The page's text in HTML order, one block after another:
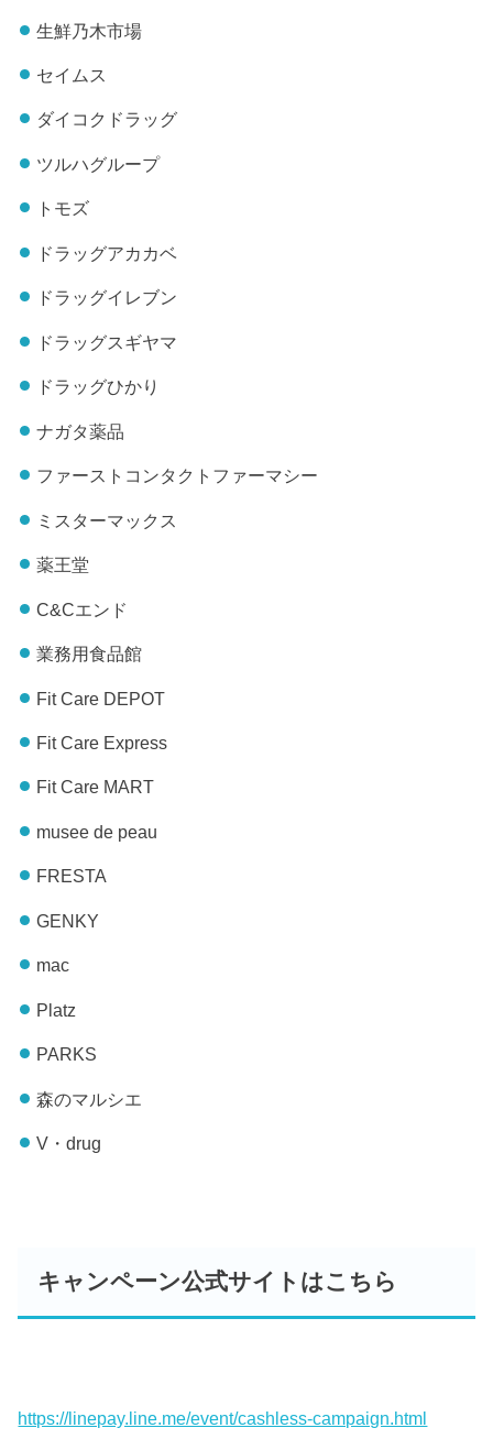
生鮮乃木市場
セイムス
ダイコクドラッグ
ツルハグループ
トモズ
ドラッグアカカベ
ドラッグイレブン
ドラッグスギヤマ
ドラッグひかり
ナガタ薬品
ファーストコンタクトファーマシー
ミスターマックス
薬王堂
C&Cエンド
業務用食品館
Fit Care DEPOT
Fit Care Express
Fit Care MART
musee de peau
FRESTA
GENKY
mac
Platz
PARKS
森のマルシエ
V・drug
キャンペーン公式サイトはこちら
https://linepay.line.me/event/cashless-campaign.html